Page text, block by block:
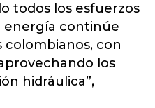
todos los esfuerzos
energía continúe
colombianos, con
los
hidráulica”,